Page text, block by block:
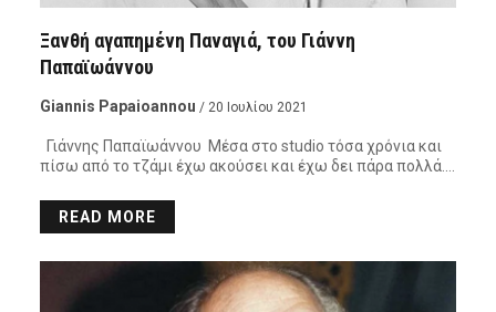
Ξανθή αγαπημένη Παναγιά, του Γιάννη
Παπαϊωάννου
Giannis Papaioannou / 20 Ιουλίου 2021
Γιάννης Παπαϊωάννου Μέσα στο studio τόσα χρόνια και
πίσω από το τζάμι έχω ακούσει και έχω δει πάρα πολλά….
READ MORE